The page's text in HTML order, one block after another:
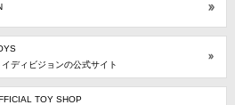
ディビジョンの公式サイト
TOY SHOP